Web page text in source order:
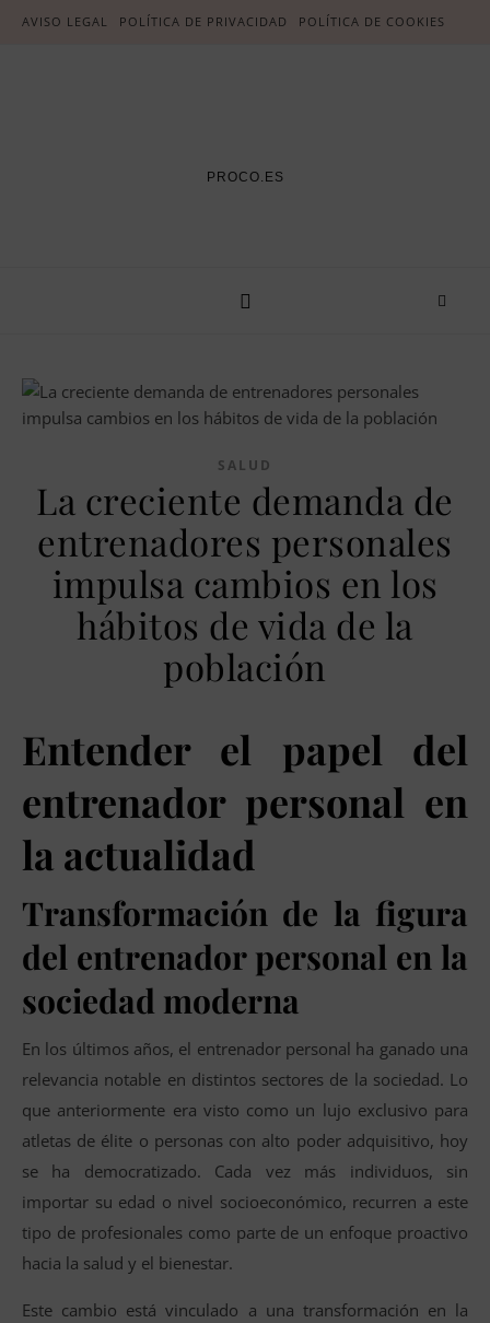
AVISO LEGAL POLÍTICA DE PRIVACIDAD POLÍTICA DE COOKIES
PROCO.ES
SALUD
La creciente demanda de
entrenadores personales
impulsa cambios en los
hábitos de vida de la
población
Entender el papel del
entrenador personal en
la actualidad
Transformación de la figura
del entrenador personal en la
sociedad moderna
En los últimos años, el entrenador personal ha ganado una
relevancia notable en distintos sectores de la sociedad. Lo
que anteriormente era visto como un lujo exclusivo para
atletas de élite o personas con alto poder adquisitivo, hoy
se ha democratizado. Cada vez más individuos, sin
importar su edad o nivel socioeconómico, recurren a este
tipo de profesionales como parte de un enfoque proactivo
hacia la salud y el bienestar.
Este cambio está vinculado a una transformación en la